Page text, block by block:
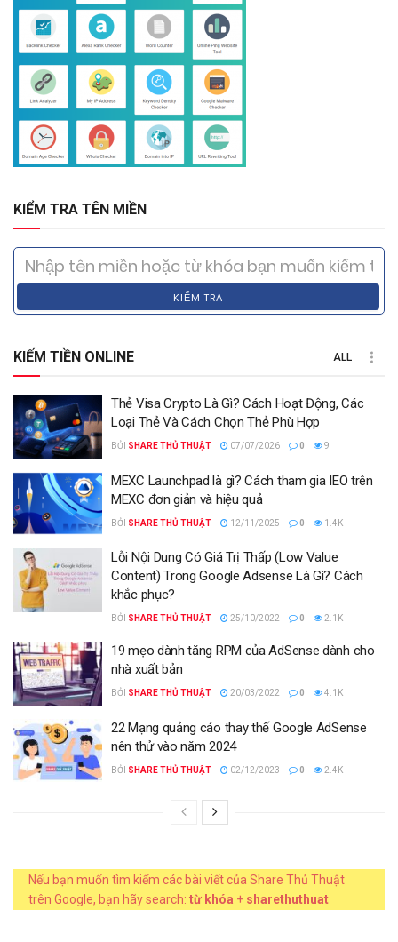
KIỂM TRA TÊN MIỀN
KIỂM TRA
KIẾM TIỀN ONLINE ALL
Thẻ Visa Crypto Là Gì? Cách Hoạt Động, Các
Loại Thẻ Và Cách Chọn Thẻ Phù Hợp
BỞI SHARE THỦ THUẬT 07/07/2026 0 9
MEXC Launchpad là gì? Cách tham gia IEO trên
MEXC đơn giản và hiệu quả
BỞI SHARE THỦ THUẬT 12/11/2025 0 1.4K
Lỗi Nội Dung Có Giá Trị Thấp (Low Value
Content) Trong Google Adsense Là Gì? Cách
khắc phục?
BỞI SHARE THỦ THUẬT 25/10/2022 0 2.1K
19 mẹo dành tăng RPM của AdSense dành cho
nhà xuất bản
BỞI SHARE THỦ THUẬT 20/03/2022 0 4.1K
22 Mạng quảng cáo thay thế Google AdSense
nên thử vào năm 2024
BỞI SHARE THỦ THUẬT 02/12/2023 0 2.4K
Nếu bạn muốn tìm kiếm các bài viết của Share Thủ Thuật
trên Google, bạn hãy search: từ khóa + sharethuthuat